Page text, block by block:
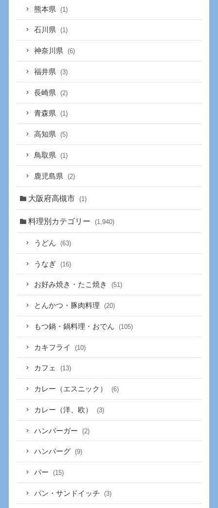
熊本県 (1)
石川県 (1)
神奈川県 (6)
福井県 (3)
長崎県 (2)
青森県 (1)
高知県 (5)
鳥取県 (1)
鹿児島県 (2)
大阪府高槻市 (1)
料理別カテゴリー (1,940)
うどん (63)
うなぎ (16)
お好み焼き・たこ焼き (51)
とんかつ・豚肉料理 (20)
もつ鍋・鍋料理・おでん (105)
カキフライ (10)
カフェ (13)
カレー（エスニック） (6)
カレー（洋、欧） (3)
ハンバーガー (2)
ハンバーグ (9)
バー (15)
パン・サンドイッチ (3)